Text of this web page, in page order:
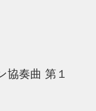
協奏曲 第１